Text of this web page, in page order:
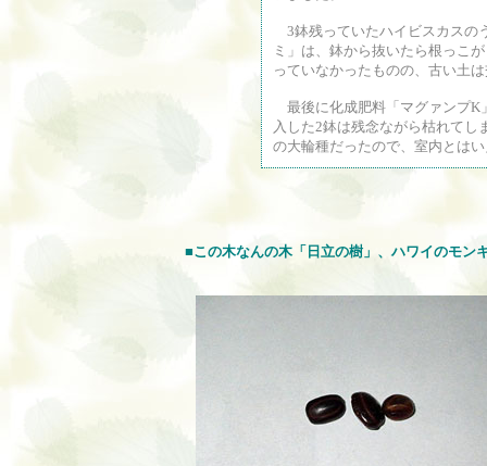
3鉢残っていたハイビスカスの
ミ」は、鉢から抜いたら根っこ
っていなかったものの、古い土
最後に化成肥料「マグァンプK
入した2鉢は残念ながら枯れて
の大輪種だったので、室内とは
■この木なんの木「日立の樹」、ハワイのモン